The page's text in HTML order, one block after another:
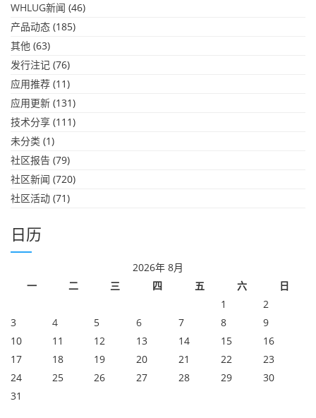
WHLUG新闻 (46)
产品动态 (185)
其他 (63)
发行注记 (76)
应用推荐 (11)
应用更新 (131)
技术分享 (111)
未分类 (1)
社区报告 (79)
社区新闻 (720)
社区活动 (71)
日历
2026年 8月
一
二 三 四 五 六
日
1
2
3
4 5 6 7 8
9
10
11 12 13 14 15
16
17
18 19 20 21 22
23
24
25 26 27 28 29
30
31